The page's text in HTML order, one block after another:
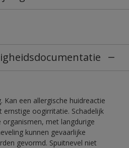
Kan een allergische huidreactie
ernstige oogirritatie. Schadelijk
met langdurige
kunnen gevaarlijke
gevormd. Spuitnevel niet